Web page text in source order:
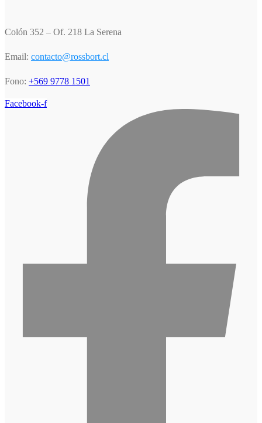
Colón 352 – Of. 218 La Serena
Email: contacto@rossbort.cl
Fono: +569 9778 1501
Facebook-f